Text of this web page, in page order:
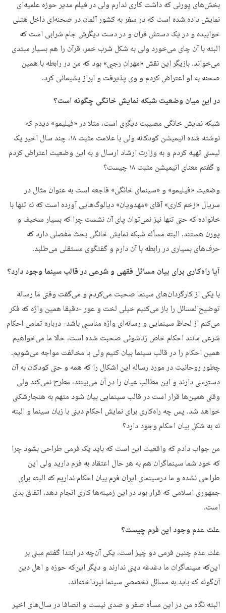
بخش‌های پورنی که داشت کاری ندارم ولی در فیلم مدیر حوزه علمیه‌ای
نمایش داده شده است که در سفر به کشور آلمان در صحنه‌ای داخل هتلی
خوابیده و در یک دستش قرآن و در دست دیگرش جام شرابی است که
البته با آن چای می‌خورد ولی به شکل شرب خمر، قرآن را هم بسیار مبتدی
می‌خواند. بازیگر این نقش «مهران رجبی» بود که من در رابطه با همین
صحنه به او اعتراض کردم و وی پذیرفت و ابراز پشیمانی کرد.
در این میان وضعیت شبکه نمایش خانگی چگونه است؟
شبکه نمایش خانگی مصیبت دیگری است، مثلا در «فیلیمو» دیدم که
نوشته شده انیمیشن کودکانه ولی با علامت مثبت ۱۸، چند سال اخیر یک
لیستی تهیه کردم و به وزارت ارشاد ارسال و به این وضعیت اعتراض کردم
و گفتم معنای انیمیشن مثبت ۱۸ چیست؟
وضعیت «فیلیمو» و «سینمای خانگی» فاجعه است به عنوان مثال در
سریال «زخم کاری» آقای «مهدویان» دیالوگ‌هایی آورده است که نه تنها با
خانواده که حتی تنها نیز نمی‌توان پای آن نشست چرا که بسیار سخیف و
پورن هستند. البته مسأله شبکه نمایش خانگی بحث مفصلی دارد که
حرف‌های بسیاری در رابطه با آن دارم و گفتگوی مستقلی می‌طلبد.
آیا راه‌کاری برای بیان مسائل فقهی و شرعی در قالب سینما وجود دارد؟
با یکی از کارگردان‌های سینما صحبت می‌کردم و می‌گفت وقتی ما رساله
توضیح‌المسائل را باز می‌کنیم خیلی لخت و عور -دقیقا همین واژه که فکر
می‌کنم از لحاظ سینمایی و رسانه‌ای واژه مناسبی باشد- درباره تمامی احکام
شرعی مانند احکام خاص زناشوئی صحبت شده است، ‌حالا ما می‌خواهیم
همین احکام را در قالب سینما بیان کنیم ولی با مخالفت مواجه می‌شویم.
چطور روحانیت در مورد رساله این اشکال را که همه و حتی کودکان به آن
دسترسی دارند و این مطالب عیان را در آن می‌بینند، مطرح نمی‌کند ولی
وقتی همین‌ها قرار است در قالب سینمایی بیان شود متهم به هنجارشکنی
خواهد شد. پس چه راه‌کاری برای نمایش احکام دینی با زبان سینما و البته
نه به شکل بیان احکام وجود دارد؟
من جواب دادم که واقعیت این است که باید یک فرمی طراحی بشود چرا
که خود شما سینماگران هم به هر حال اعتقاد به فرم دارید ولی این
طراحی نشده و ما درسینمای ایران فرم بیان احکام نداریم که البته برای
جمهوری اسلامی که قرار بود در این زمینه‌ها کاری انجام دهد، اتفاق بدی
است.
علت عدم وجود این فرم چیست؟
علت عدم چنین فرمی دو چیز است، یکی آن‌چه در ابتدا گفتم مبنی بر
این‌که سینماگران ما دغدغه دینی ندارند و دیگر این‌که حوزه و اهل دین
آن‌گونه که باید به مسائل تخصصی سینما نپرداخته‌اند.
البته نگاه من در این مسأه صفر و صدی نیست و انصافا در سال‌های اخیر